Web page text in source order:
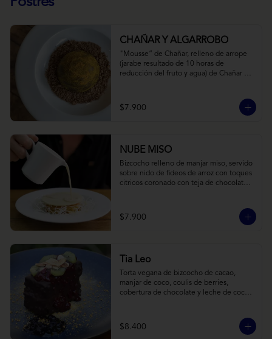
CHAÑAR Y ALGARROBO
"Mousse” de Chañar, relleno de arrope
(jarabe resultado de 10 horas de
reducción del fruto y agua) de Chañar
amargo y cúrcuma, sobre una tierra de
harina de Algarrobo y nueces.
$7.900
NUBE MISO
Bizcocho relleno de manjar miso, servido
sobre nido de fideos de arroz con toques
citricos coronado con teja de chocolate
$7.900
Tia Leo
Torta vegana de bizcocho de cacao,
manjar de coco, coulis de berries,
cobertura de chocolate y leche de coco
$8.400